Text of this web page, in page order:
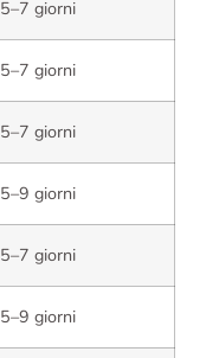
5–7 giorni
5–7 giorni
5–7 giorni
5–9 giorni
5–7 giorni
5–9 giorni